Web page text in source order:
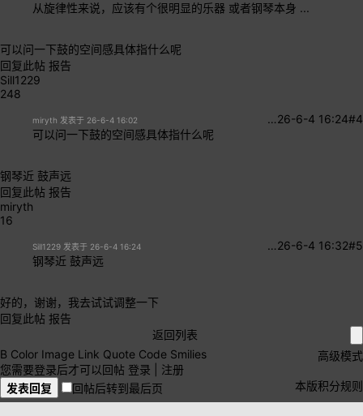
从旋律性来说，应该有个很明显的乐器 或者钢琴本身 ...
可以问一下鼓的空间感具体指什么呢
回复此帖 报告
Sill1229
248
#4
26-6-4 16:24
…
miryth 发表于 26-6-4 16:02
可以问一下鼓的空间感具体指什么呢
钢琴近 鼓声远
回复此帖 报告
miryth
16
#5
26-6-4 16:32
…
Sill1229 发表于 26-6-4 16:24
钢琴近 鼓声远
好的，谢谢，我去试试调整一下
回复此帖 报告
返回列表
高级模式
B Color Image Link Quote Code Smilies
您需要登录后才可以回帖 登录
注册
本版积分规则
发表回复 回帖后转到最后页